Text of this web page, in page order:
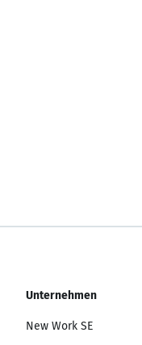
Unternehmen
New Work SE